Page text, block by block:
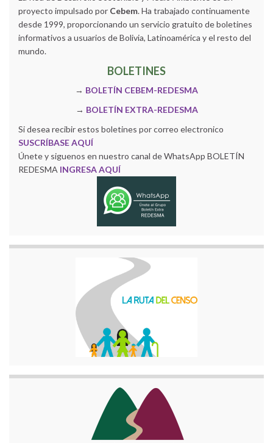
proyecto impulsado por Cebem. Ha trabajado continuamente
desde 1999, proporcionando un servicio gratuito de boletines
informativos a usuarios de Bolivia, Latinoamérica y el resto del
mundo.
BOLETINES
→ BOLETÍN CEBEM-REDESMA
→ BOLETÍN EXTRA-REDESMA
Si desea recibir estos boletines por correo electronico
SUSCRÍBASE AQUÍ
Únete y siguenos en nuestro canal de WhatsApp BOLETÍN
REDESMA INGRESA AQUÍ